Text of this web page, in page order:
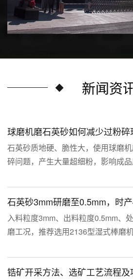
新闻资
球磨机磨石英砂如何减少过粉碎
石英砂质地硬、脆性大，使用球磨
碎问题，产生大量超细粉，影响成
生产经验，可通过工艺、研磨介质
维度优化，改善该问题。
入料粒度3mm、出料粒度0.5mm、
磨工况，推荐选用2136型湿式棒磨机
锆矿开采方法、选矿工艺流程及